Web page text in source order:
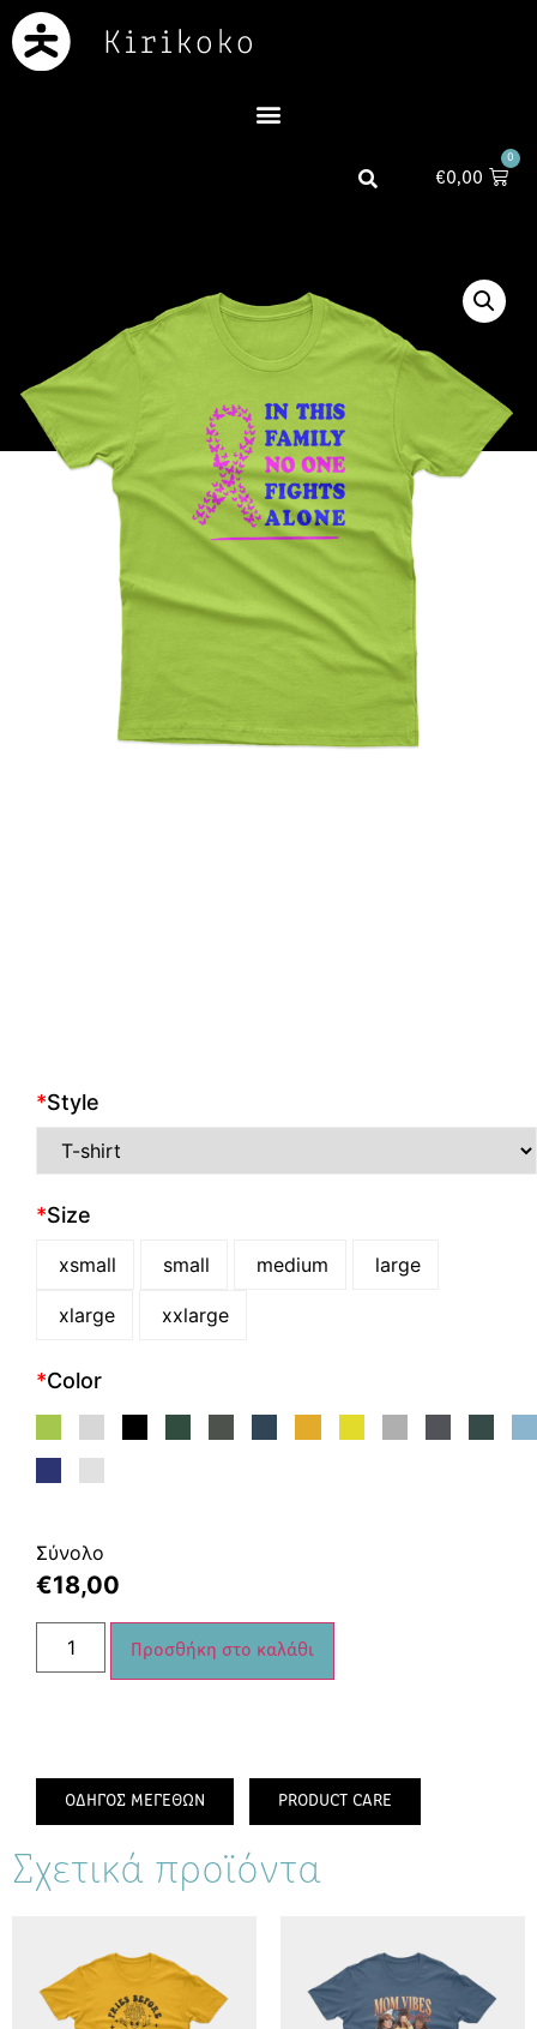
€0,00
0
*Style
*Size
xsmall small medium large
xlarge xxlarge
*Color
Σύνολο
€18,00
Προσθήκη στο καλάθι
ΟΔΗΓΟΣ ΜΕΓΕΘΩΝ PRODUCT CARE
Σχετικά προϊόντα